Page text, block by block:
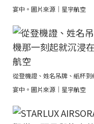
宴中。圖片來源｜星宇航空
從登機證、姓名吊牌、紙杯
宴中。圖片來源｜星宇航空